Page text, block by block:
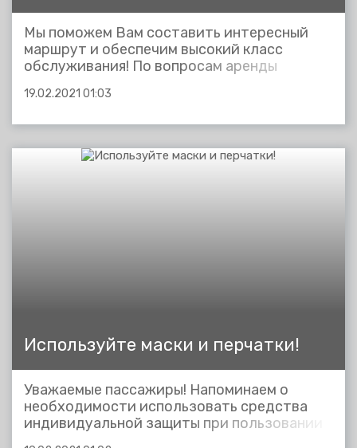
Мы поможем Вам составить интересный
маршрут и обеспечим высокий класс
обслуживания! По вопросам аренды
телефонам: 8 (4242) 26-90-66 или 8 (4242)
19.02.2021 01:03
Используйте маски и перчатки!
Уважаемые пассажиры! Напоминаем о
необходимости использовать средства
индивидуальной защиты при пользовании